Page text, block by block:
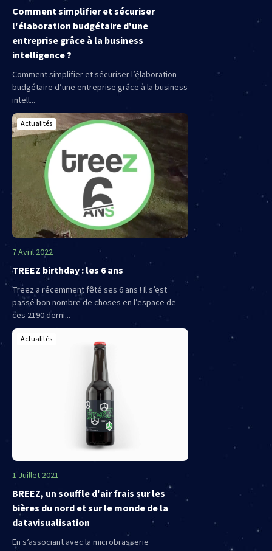
Comment simplifier et sécuriser
l'élaboration budgétaire d'une
entreprise grâce à la business
intelligence ?
Comment simplifier et sécuriser l’élaboration
budgétaire d’une entreprise grâce à la business
intell...
Actualités
7 Avril 2022
TREEZ birthday : les 6 ans
Treez a récemment fêté ses 6 ans ! Il s’est
passé bon nombre de choses en l’espace de
ces 2190 derni...
Actualités
1 Juillet 2021
BREEZ, un souffle d'air frais sur les
bières du nord et sur le monde de la
datavisualisation
En s’associant avec la microbrasserie